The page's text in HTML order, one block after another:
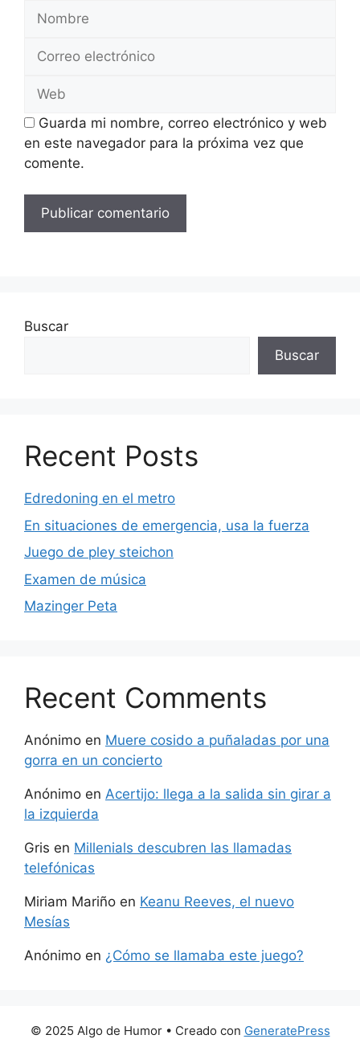
Nombre
Correo
Web
Guarda mi nombre, correo electrónico y web
en este navegador para la próxima vez que
comente.
Buscar
Buscar
Recent Posts
Edredoning en el metro
En situaciones de emergencia, usa la fuerza
Juego de pley steichon
Examen de música
Mazinger Peta
Recent Comments
Anónimo en Muere cosido a puñaladas por una
gorra en un concierto
Anónimo en Acertijo: llega a la salida sin girar a
la izquierda
Gris en Millenials descubren las llamadas
telefónicas
Miriam Mariño en Keanu Reeves, el nuevo
Mesías
Anónimo en ¿Cómo se llamaba este juego?
© 2025 Algo de Humor• Creado con GeneratePress